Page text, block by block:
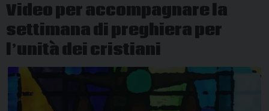
Video per accompagnare la
settimana di preghiera per
l’unità dei cristiani